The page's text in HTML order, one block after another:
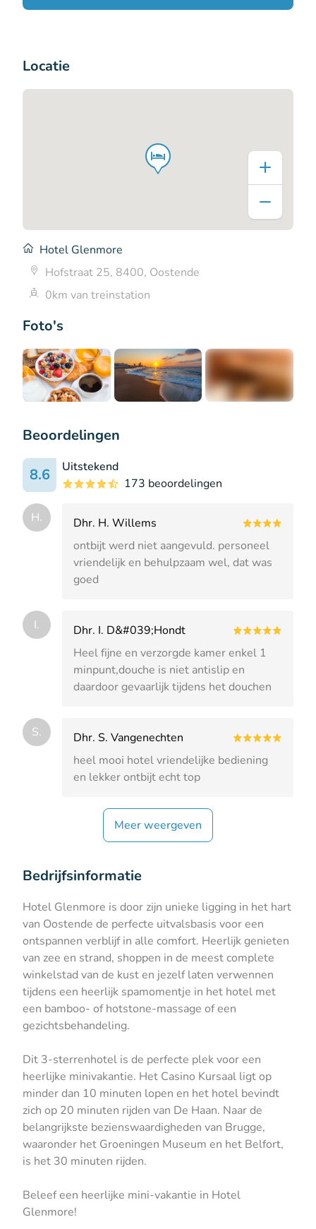
Foto's
Beoordelingen
8.6
Uitstekend
173 beoordelingen
H.
Dhr. H. Willems
ontbijt werd niet aangevuld. personeel
vriendelijk en behulpzaam wel, dat was
goed
I.
Dhr. I. D&#039;Hondt
Heel fijne en verzorgde kamer enkel 1
minpunt,douche is niet antislip en
daardoor gevaarlijk tijdens het douchen
S.
Dhr. S. Vangenechten
heel mooi hotel vriendelijke bediening
en lekker ontbijt echt top
Meer weergeven
Locatie
Hotel Glenmore
Hofstraat 25, 8400, Oostende
0km van treinstation
Bedrijfsinformatie
Hotel Glenmore is door zijn unieke ligging in het hart
van Oostende de perfecte uitvalsbasis voor een
ontspannen verblijf in alle comfort. Heerlijk genieten
van zee en strand, shoppen in de meest complete
winkelstad van de kust en jezelf laten verwennen
tijdens een heerlijk spamomentje in het hotel met
een bamboo- of hotstone-massage of een
gezichtsbehandeling.
Dit 3-sterrenhotel is de perfecte plek voor een
heerlijke minivakantie. Het Casino Kursaal ligt op
minder dan 10 minuten lopen en het hotel bevindt
zich op 20 minuten rijden van De Haan. Naar de
belangrijkste bezienswaardigheden van Brugge,
waaronder het Groeningen Museum en het Belfort,
is het 30 minuten rijden.
Beleef een heerlijke mini-vakantie in Hotel
Glenmore!